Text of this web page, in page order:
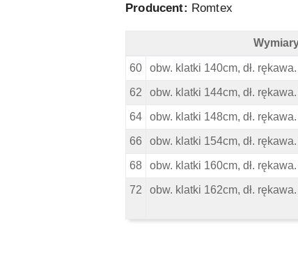
Producent: Romtex
Duży Sweter Romtex - Czarny -
60 obw. klatki 140cm, dł.
62 obw. klatki 144cm, dł.
64 obw. klatki 148cm, dł.
66 obw. klatki 154cm, dł.
68 obw. klatki 160cm, dł.
72 obw. klatki 162cm, dł.